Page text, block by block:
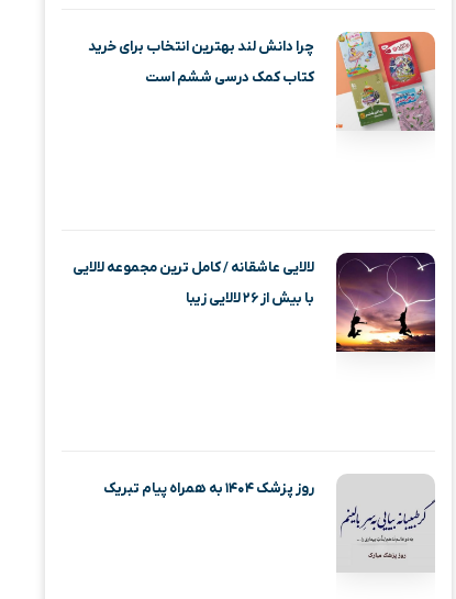
چرا دانش لند بهترین انتخاب برای خرید
کتاب کمک درسی ششم است
لالایی عاشقانه / کامل ترین مجموعه لالایی
با بیش از ۲۶ لالایی زیبا
روز پزشک ۱۴۰۴ به همراه پیام تبریک